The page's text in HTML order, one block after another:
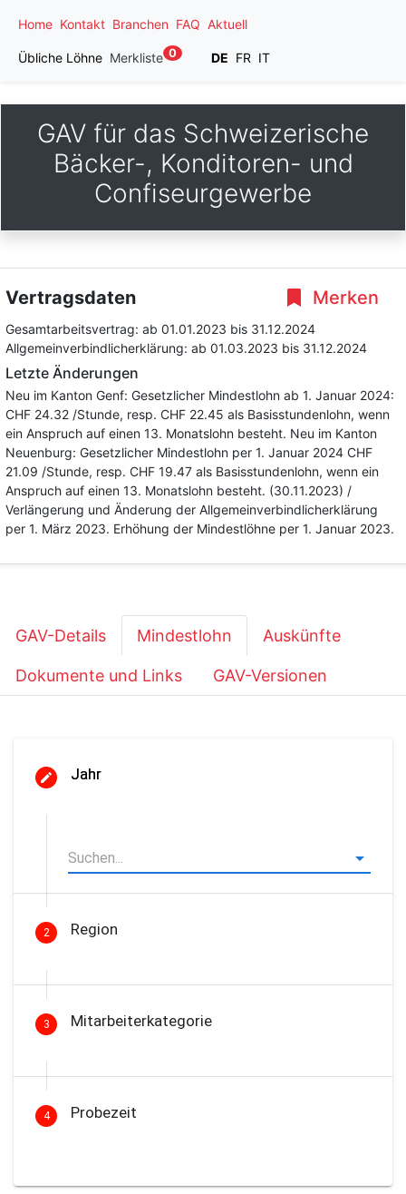
Home Kontakt Branchen FAQ Aktuell
Übliche Löhne Merkliste 0 DE FR IT
GAV für das Schweizerische
Bäcker-, Konditoren- und
Confiseurgewerbe
Merken
Vertragsdaten
Gesamtarbeitsvertrag: ab 01.01.2023 bis 31.12.2024
Allgemeinverbindlicherklärung: ab 01.03.2023 bis 31.12.2024
Letzte Änderungen
Neu im Kanton Genf: Gesetzlicher Mindestlohn ab 1. Januar 2024:
CHF 24.32 /Stunde, resp. CHF 22.45 als Basisstundenlohn, wenn
ein Anspruch auf einen 13. Monatslohn besteht. Neu im Kanton
Neuenburg: Gesetzlicher Mindestlohn per 1. Januar 2024 CHF
21.09 /Stunde, resp. CHF 19.47 als Basisstundenlohn, wenn ein
Anspruch auf einen 13. Monatslohn besteht. (30.11.2023) /
Verlängerung und Änderung der Allgemeinverbindlicherklärung
per 1. März 2023. Erhöhung der Mindestlöhne per 1. Januar 2023.
GAV-Details Mindestlohn Auskünfte
Dokumente und Links GAV-Versionen
Jahr
2 Region
3 Mitarbeiterkategorie
4 Probezeit